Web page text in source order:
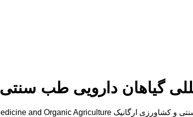
گیاهان دارویی طب